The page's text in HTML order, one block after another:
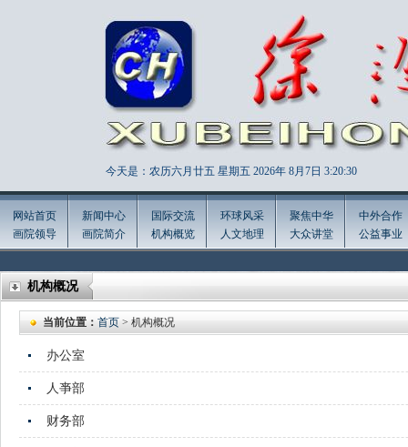
今天是：农历六月廿五 星期五 2026年 8月7日 3:20:32
网站首页
画院领导
新闻中心
画院简介
国际交流
机构概览
环球风采
人文地理
聚焦中华
大众讲堂
中外合作
公益事业
机构概况
当前位置： 首页 > 机构概况
办公室
人亊部
财务部